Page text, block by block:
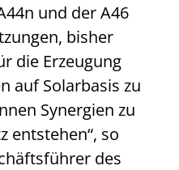
und der A46
bisher
die Erzeugung
auf Solarbasis zu
Synergien zu
entstehen“, so
des